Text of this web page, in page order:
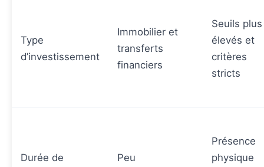
Type
d’investissement
Immobilier et
transferts
financiers
Seuils plus
élevés et
critères
stricts
Durée de
Peu
Présence
physique